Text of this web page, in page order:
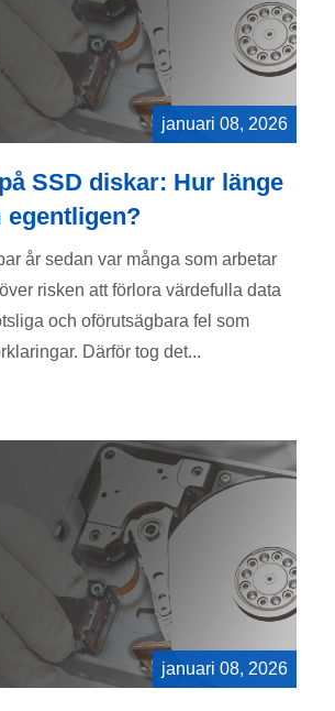
januari 08, 2026
SSD diskar: Hur länge
egentligen?
år sedan var många som arbetar
risken att förlora värdefulla data
och oförutsägbara fel som
Därför tog det...
januari 08, 2026